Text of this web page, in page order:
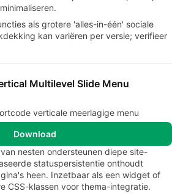
als grotere 'alles-in-één' sociale
kan variëren per versie; verifieer
Multilevel Slide Menu
verticale meerlagige menu
Download
nesten ondersteunen diepe site-
statuspersistentie onthoudt
heen. Inzetbaar als een widget of
CSS-klassen voor thema-integratie.